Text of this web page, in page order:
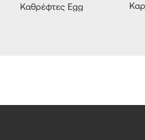
Καθρέφτες Egg